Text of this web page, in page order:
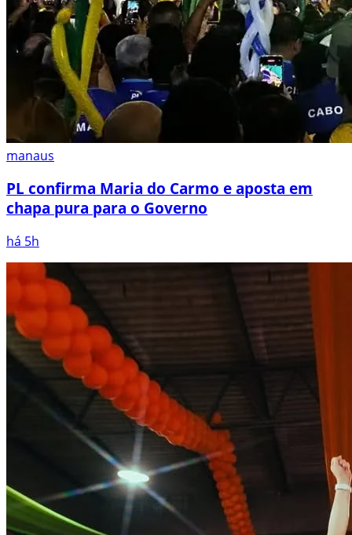
manaus
PL confirma Maria do Carmo e aposta em
chapa pura para o Governo
há 5h